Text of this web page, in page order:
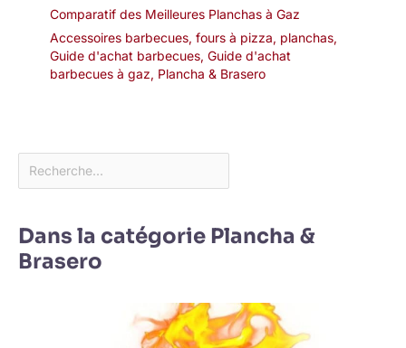
Comparatif des Meilleures Planchas à Gaz
Accessoires barbecues, fours à pizza, planchas,
Guide d'achat barbecues, Guide d'achat
barbecues à gaz, Plancha & Brasero
Dans la catégorie Plancha &
Brasero